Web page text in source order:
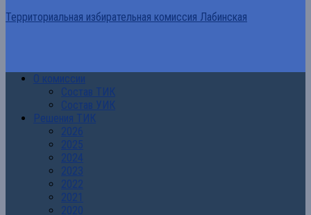
Территориальная избирательная комиссия Лабинская
О комиссии
Состав ТИК
Состав УИК
Решения ТИК
2026
2025
2024
2023
2022
2021
2020